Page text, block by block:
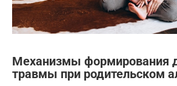
Механизмы формирования
травмы при родительском